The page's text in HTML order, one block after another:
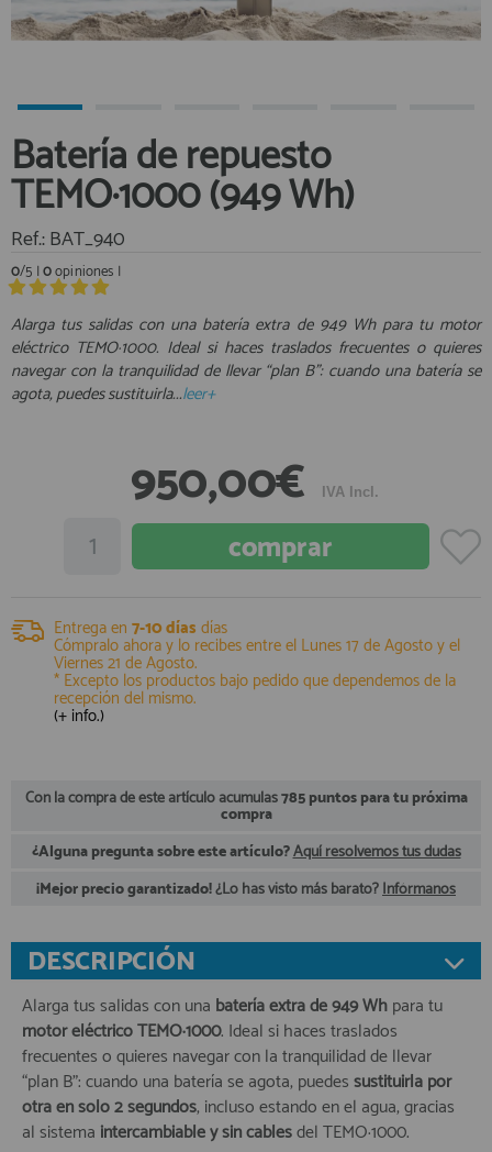
Equipo Personal
Libros
Mantenimiento y Limpieza
Motores
Navegacion
Neveras y Termos
Seguridad
Vela y Maniobra
Submarinismo
AFILIADOS
INFORMACION
910 60 71 03
910 51 49 87 Solo para
Whatsapp
info@francobordo.com
Al crear una cuenta en francobordo.com podrás realizar tus
registro cliente
Área profesionales
Regístrate y aprovecha los descuentos y ventajas de ser
Únete ya a los mas de de 500 Profesionales de la Náutica
registro profesional
Batería de repuesto
TEMO·1000 (949 Wh)
Ref.: BAT_940
0/5 |0opiniones |
Alarga tus salidas con una batería extra de 949 Wh para tu motor
eléctrico TEMO·1000. Ideal si haces traslados frecuentes o quieres
navegar con la tranquilidad de llevar “plan B”: cuando una batería se
agota, puedes sustituirla...leer+
950,00€ IVA Incl.
Entrega en 7-10 días días
Cómpralo ahora y lo recibes entre el Lunes 17 de Agostoy el
Viernes 21 de Agosto.
* Excepto los productos bajo pedido que dependemos de la
recepción del mismo.
(+ info.)
Con la compra de este artículo acumulas785 puntos para tu próxima
compra
¿Alguna pregunta sobre este artículo?Aquí resolvemos tus dudas
¡Mejor precio garantizado!¿Lo has visto más barato?Infórmanos
DESCRIPCIÓN
Alarga tus salidas con una batería extra de 949 Whpara tu
motor eléctrico TEMO·1000. Ideal si haces traslados
frecuentes o quieres navegar con la tranquilidad de llevar
“plan B”: cuando una batería se agota, puedessustituirla por
otra en solo 2 segundos, incluso estando en el agua, gracias
al sistema intercambiable y sin cablesdel TEMO·1000.